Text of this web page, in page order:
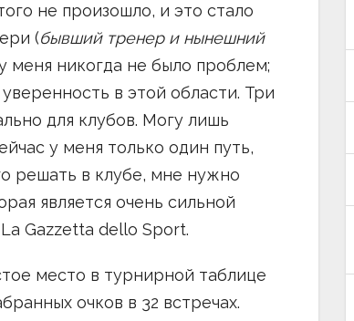
не произошло, и это стало
(бывший тренер и нынешний
меня никогда не было проблем;
в этой области. Три
для клубов. Могу лишь
у меня только один путь,
решать в клубе, мне нужно
является очень сильной
Gazzetta dello Sport.
место в турнирной таблице
очков в 32 встречах.